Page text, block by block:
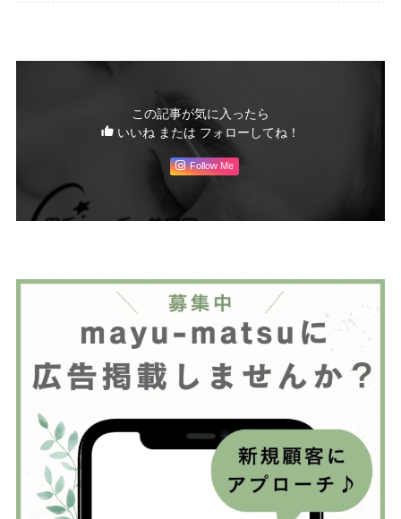
この記事が気に入ったら
いいね または フォローしてね！
Follow Me